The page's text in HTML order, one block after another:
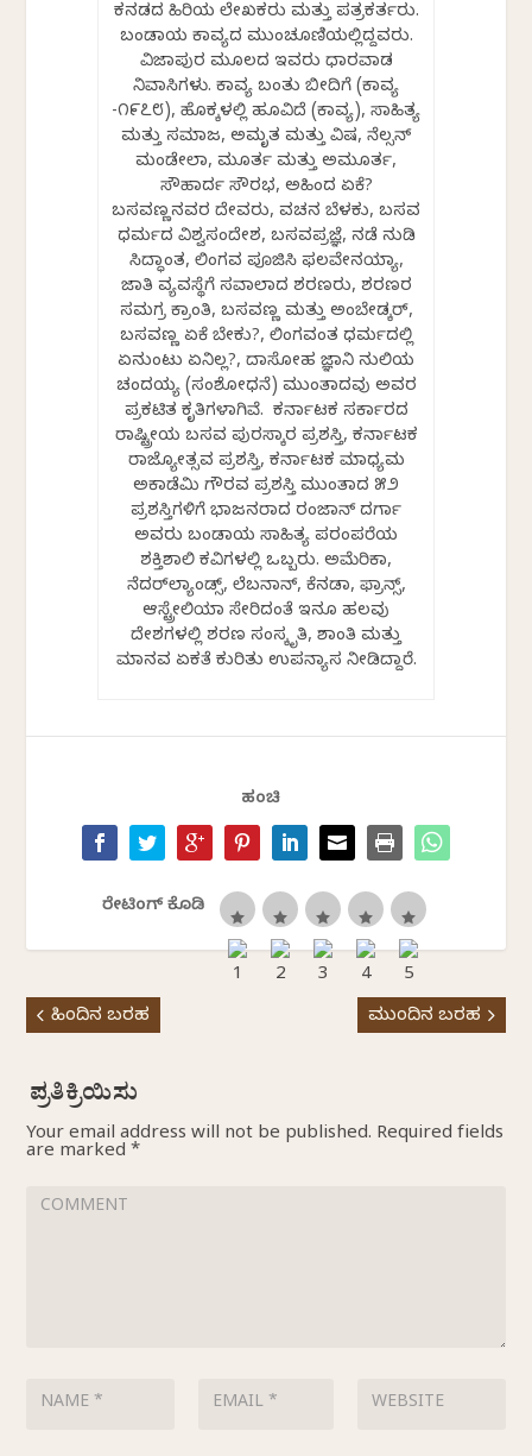
ಕನ್ನಡದ ಹಿರಿಯ ಲೇಖಕರು ಮತ್ತು ಪತ್ರಕರ್ತರು.
ಬಂಡಾಯ ಕಾವ್ಯದ ಮುಂಚೂಣಿಯಲ್ಲಿದ್ದವರು.
ವಿಜಾಪುರ ಮೂಲದ ಇವರು ಧಾರವಾಡ
ನಿವಾಸಿಗಳು. ಕಾವ್ಯ ಬಂತು ಬೀದಿಗೆ (ಕಾವ್ಯ
-೧೯೭೮), ಹೊಕ್ಕಳಲ್ಲಿ ಹೂವಿದೆ (ಕಾವ್ಯ), ಸಾಹಿತ್ಯ
ಮತ್ತು ಸಮಾಜ, ಅಮೃತ ಮತ್ತು ವಿಷ, ನೆಲ್ಸನ್
ಮಂಡೇಲಾ, ಮೂರ್ತ ಮತ್ತು ಅಮೂರ್ತ,
ಸೌಹಾರ್ದ ಸೌರಭ, ಅಹಿಂದ ಏಕೆ?
ಬಸವಣ್ಣನವರ ದೇವರು, ವಚನ ಬೆಳಕು, ಬಸವ
ಧರ್ಮದ ವಿಶ್ವಸಂದೇಶ, ಬಸವಪ್ರಜ್ಞೆ, ನಡೆ ನುಡಿ
ಸಿದ್ಧಾಂತ, ಲಿಂಗವ ಪೂಜಿಸಿ ಫಲವೇನಯ್ಯಾ,
ಜಾತಿ ವ್ಯವಸ್ಥೆಗೆ ಸವಾಲಾದ ಶರಣರು, ಶರಣರ
ಸಮಗ್ರ ಕ್ರಾಂತಿ, ಬಸವಣ್ಣ ಮತ್ತು ಅಂಬೇಡ್ಕರ್,
ಬಸವಣ್ಣ ಏಕೆ ಬೇಕು?, ಲಿಂಗವಂತ ಧರ್ಮದಲ್ಲಿ
ಏನುಂಟು ಏನಿಲ್ಲ?, ದಾಸೋಹ ಜ್ಞಾನಿ ನುಲಿಯ
ಚಂದಯ್ಯ (ಸಂಶೋಧನೆ) ಮುಂತಾದವು ಅವರ
ಪ್ರಕಟಿತ ಕೃತಿಗಳಾಗಿವೆ. ಕರ್ನಾಟಕ ಸರ್ಕಾರದ
ರಾಷ್ಟ್ರೀಯ ಬಸವ ಪುರಸ್ಕಾರ ಪ್ರಶಸ್ತಿ, ಕರ್ನಾಟಕ
ರಾಜ್ಯೋತ್ಸವ ಪ್ರಶಸ್ತಿ, ಕರ್ನಾಟಕ ಮಾಧ್ಯಮ
ಅಕಾಡೆಮಿ ಗೌರವ ಪ್ರಶಸ್ತಿ ಮುಂತಾದ ೫೨
ಪ್ರಶಸ್ತಿಗಳಿಗೆ ಭಾಜನರಾದ ರಂಜಾನ್ ದರ್ಗಾ
ಅವರು ಬಂಡಾಯ ಸಾಹಿತ್ಯ ಪರಂಪರೆಯ
ಶಕ್ತಿಶಾಲಿ ಕವಿಗಳಲ್ಲಿ ಒಬ್ಬರು. ಅಮೆರಿಕಾ,
ನೆದರ್‌ಲ್ಯಾಂಡ್ಸ್, ಲೆಬನಾನ್, ಕೆನಡಾ, ಫ್ರಾನ್ಸ್,
ಆಸ್ಟ್ರೇಲಿಯಾ ಸೇರಿದಂತೆ ಇನ್ನೂ ಹಲವು
ದೇಶಗಳಲ್ಲಿ ಶರಣ ಸಂಸ್ಕೃತಿ, ಶಾಂತಿ ಮತ್ತು
ಮಾನವ ಏಕತೆ ಕುರಿತು ಉಪನ್ಯಾಸ ನೀಡಿದ್ದಾರೆ.
ಹಂಚಿ
ರೇಟಿಂಗ್ ಕೊಡಿ
ಹಿಂದಿನ ಬರಹ ಮುಂದಿನ ಬರಹ
Your email address will not be published. Required fields
are marked*